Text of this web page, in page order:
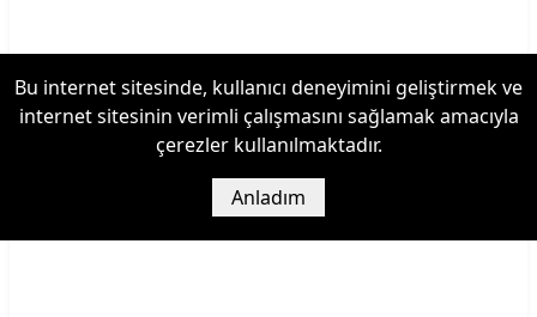
Bu internet sitesinde, kullanıcı deneyimini geliştirmek ve
internet sitesinin verimli çalışmasını sağlamak amacıyla
çerezler kullanılmaktadır.
Anladım